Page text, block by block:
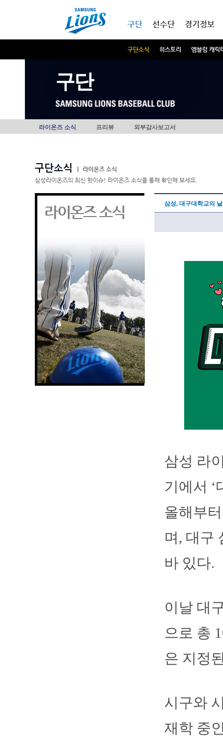
구단
구단소식 히스토리 엠블럼 캐릭
선수단 경기정보
구단
라이온즈 소식 프리뷰 외부감사보고서
구단소식
라이온즈 소식
삼성라이온즈의 최신 핫이슈! 라이온즈 소식을 통해 확인해 보세요.
라이온즈 소식 삼성, 대구대학교의
삼성 라
기에서
올해부
며, 대구
바 있다.
이날 대
으로 총
은 지정
시구와
재학 중